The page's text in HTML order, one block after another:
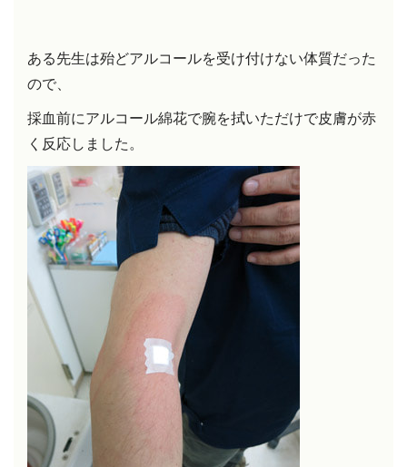
ある先生は殆どアルコールを受け付けない体質だった
ので、
採血前にアルコール綿花で腕を拭いただけで皮膚が赤
く反応しました。